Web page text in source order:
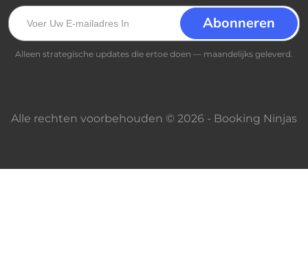
Alleen strategische updates die ertoe doen — maandelijks geleverd.
Alle rechten voorbehouden © 2026 - Booking Ninjas